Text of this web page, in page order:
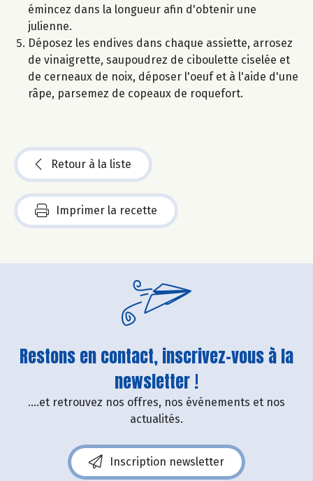
émincez dans la longueur afin d'obtenir une
julienne.
Déposez les endives dans chaque assiette, arrosez
de vinaigrette, saupoudrez de ciboulette ciselée et
de cerneaux de noix, déposer l'oeuf et à l'aide d'une
râpe, parsemez de copeaux de roquefort.
Retour à la liste
Imprimer la recette
Restons en contact, inscrivez-vous à la
newsletter !
....et retrouvez nos offres, nos événements et nos
actualités.
Inscription newsletter